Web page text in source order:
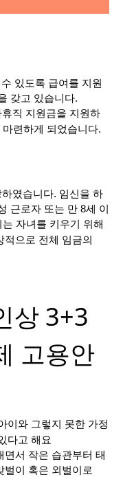
있도록 급여를 지원
갖고 있습니다.
직 지원금을 지원하
련하게 되었습니다.
였습니다. 임신을 하
근로자 또는 만 8세 이
자녀를 키우기 위해
으로 전체 임금의
상 3+3
고용안
이와 그렇지 못한 가정
다고 해요
서 작은 습관부터 태
벌이 혹은 외벌이로